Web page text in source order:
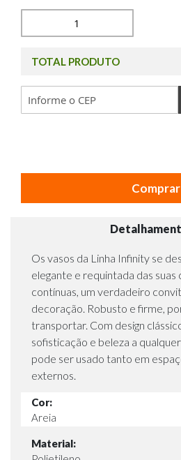
TOTAL PRODUTO
Comprar
Os vasos da Linha Infinity se
elegante e requintada das suas
contínuas, um verdadeiro
decoração. Robusto e firme,
transportar. Com design
sofisticação e beleza a
pode ser usado tanto em
externos.
Cor:
Areia
Material: